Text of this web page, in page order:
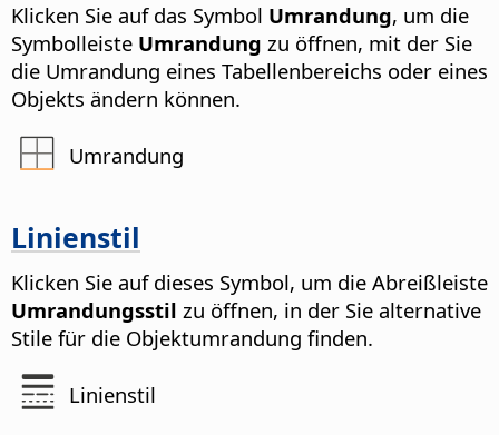
Klicken Sie auf das Symbol Umrandung, um die
Symbolleiste Umrandung zu öffnen, mit der Sie
die Umrandung eines Tabellenbereichs oder eines
Objekts ändern können.
Umrandung
Linienstil
Klicken Sie auf dieses Symbol, um die Abreißleiste
Umrandungsstil zu öffnen, in der Sie alternative
Stile für die Objektumrandung finden.
Linienstil